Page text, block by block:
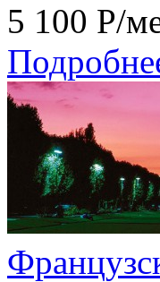
5 100 Р/